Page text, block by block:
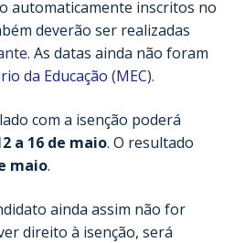
automaticamente inscritos no
deverão ser realizadas
. As datas ainda não foram
da Educação (MEC).
com a isenção poderá
a 16 de maio. O resultado
maio.
ainda assim não for
direito à isenção, será